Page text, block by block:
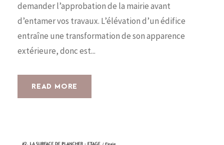
demander l’approbation de la mairie avant
d’entamer vos travaux. L’élévation d’un édifice
entraîne une transformation de son apparence
extérieure, donc est...
READ MORE